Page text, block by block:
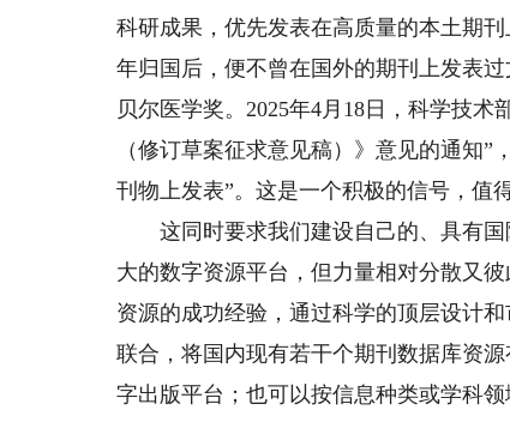
科研成果，优先发表在高质量的本土期
年归国后，便不曾在国外的期刊上发表
贝尔医学奖。2025年4月18日，科学技
（修订草案征求意见稿）》意见的通知
刊物上发表”。这是一个积极的信号，值
这同时要求我们建设自己的、具有国
大的数字资源平台，但力量相对分散又
资源的成功经验，通过科学的顶层设计
联合，将国内现有若干个期刊数据库资
字出版平台；也可以按信息种类或学科